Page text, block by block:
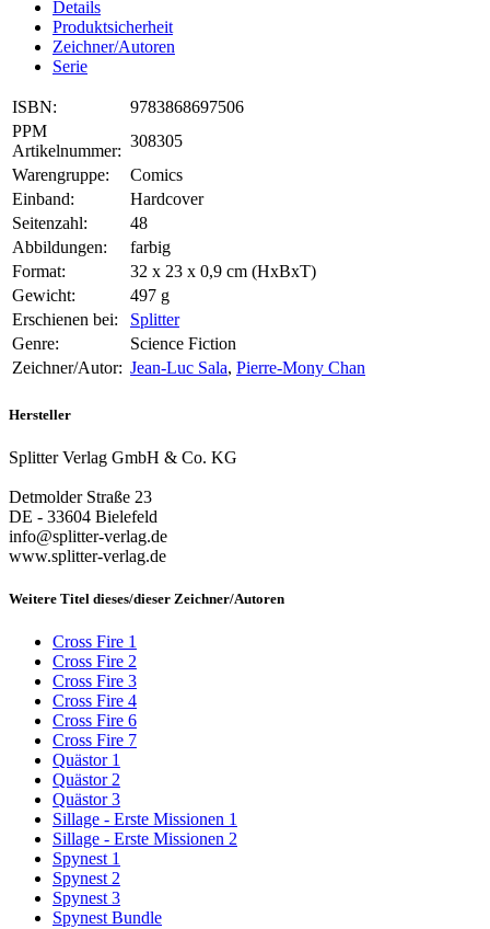
Details
Produktsicherheit
Zeichner/Autoren
Serie
ISBN:
9783868697506
PPM
Artikelnummer:
308305
Warengruppe:
Comics
Einband:
Hardcover
Seitenzahl:
48
Abbildungen:
farbig
Format:
32 x 23 x 0,9 cm (HxBxT)
Gewicht:
497 g
Erschienen bei:
Splitter
Genre:
Science Fiction
Zeichner/Autor: Jean-Luc Sala, Pierre-Mony Chan
Hersteller
Splitter Verlag GmbH & Co. KG
Detmolder Straße 23
DE - 33604 Bielefeld
info@splitter-verlag.de
www.splitter-verlag.de
Weitere Titel dieses/dieser Zeichner/Autoren
Cross Fire 1
Cross Fire 2
Cross Fire 3
Cross Fire 4
Cross Fire 6
Cross Fire 7
Quästor 1
Quästor 2
Quästor 3
Sillage - Erste Missionen 1
Sillage - Erste Missionen 2
Spynest 1
Spynest 2
Spynest 3
Spynest Bundle